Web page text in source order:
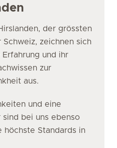
der grössten
zeichnen sich
und ihr
zur
aus.
und eine
bei uns ebenso
höchste Standards in